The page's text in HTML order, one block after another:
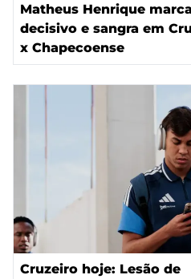
Matheus Henrique
decisivo e sangra em
x Chapecoense
Cruzeiro hoje: Lesão de